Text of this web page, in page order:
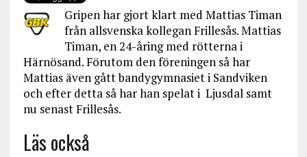
Gripen har gjort klart med Mattias Timan
från allsvenska kollegan Frillesås. Mattias
Timan, en 24-åring med rötterna i
Härnösand. Förutom den föreningen så har
Mattias även gått bandygymnasiet i Sandviken
och efter detta så har han spelat i Ljusdal samt
nu senast Frillesås.
Läs också